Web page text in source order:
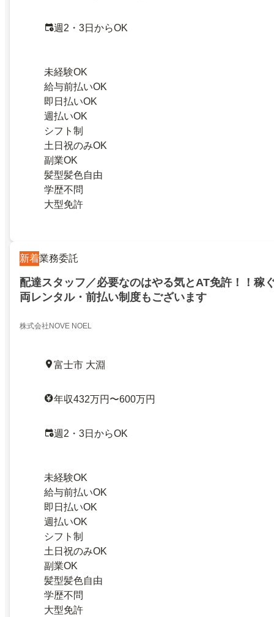
週2・3日からOK
未経験OK
給与前払いOK
即日払いOK
週払いOK
シフト制
土日祝のみOK
副業OK
髪型髪色自由
学歴不問
大型免許
新着業務委託
配達スタッフ／必要なのはやる気とAT免許！！稼
両レンタル・前払い制度もございます
株式会社NOVE NOEL
富士市 大淵
年収432万円〜600万円
週2・3日からOK
未経験OK
給与前払いOK
即日払いOK
週払いOK
シフト制
土日祝のみOK
副業OK
髪型髪色自由
学歴不問
大型免許